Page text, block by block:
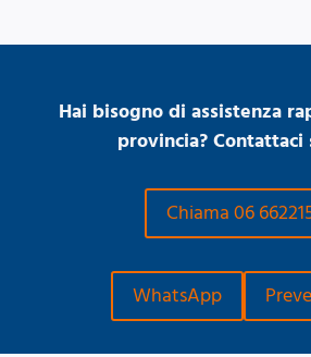
Hai bisogno di assistenza
provincia?
Chiama 06
WhatsApp